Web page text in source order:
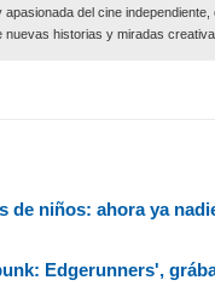
del cine independiente,
nuevas historias y miradas
de niños: ahora ya
Edgerunners',